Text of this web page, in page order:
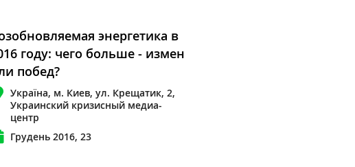
энергетика в
году: чего больше - измен
побед?
Україна, м. Киев, ул. Крещатик, 2,
Украинский кризисный медиа-
центр
Грудень 2016, 23